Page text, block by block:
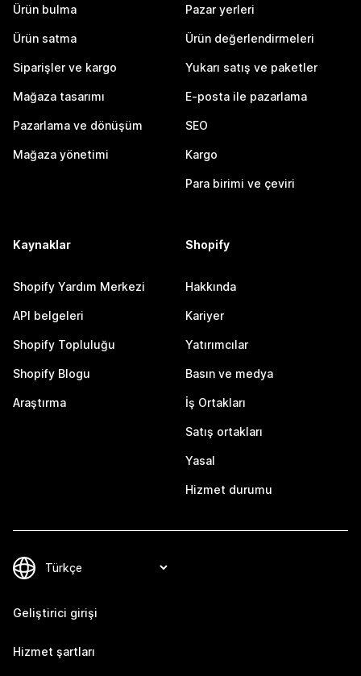
Ürün bulma
Ürün satma
Siparişler ve kargo
Mağaza tasarımı
Pazarlama ve dönüşüm
Mağaza yönetimi
Pazar yerleri
Ürün değerlendirmeleri
Yukarı satış ve paketler
E-posta ile pazarlama
SEO
Kargo
Para birimi ve çeviri
Kaynaklar
Shopify Yardım Merkezi
API belgeleri
Shopify Topluluğu
Shopify Blogu
Araştırma
Shopify
Hakkında
Kariyer
Yatırımcılar
Basın ve medya
İş Ortakları
Satış ortakları
Yasal
Hizmet durumu
Geliştirici girişi
Hizmet şartları